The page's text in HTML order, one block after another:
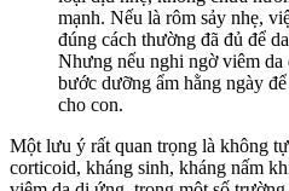
mạnh. Nếu là rôm sảy nhẹ,
đúng cách thường đã đủ để
Nhưng nếu nghi ngờ viêm
bước dưỡng ẩm hằng ngày
cho con.
Một lưu ý rất quan trọng là không
corticoid, kháng sinh, kháng nấm